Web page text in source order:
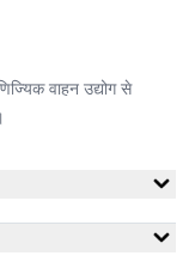
वाहन उद्योग से